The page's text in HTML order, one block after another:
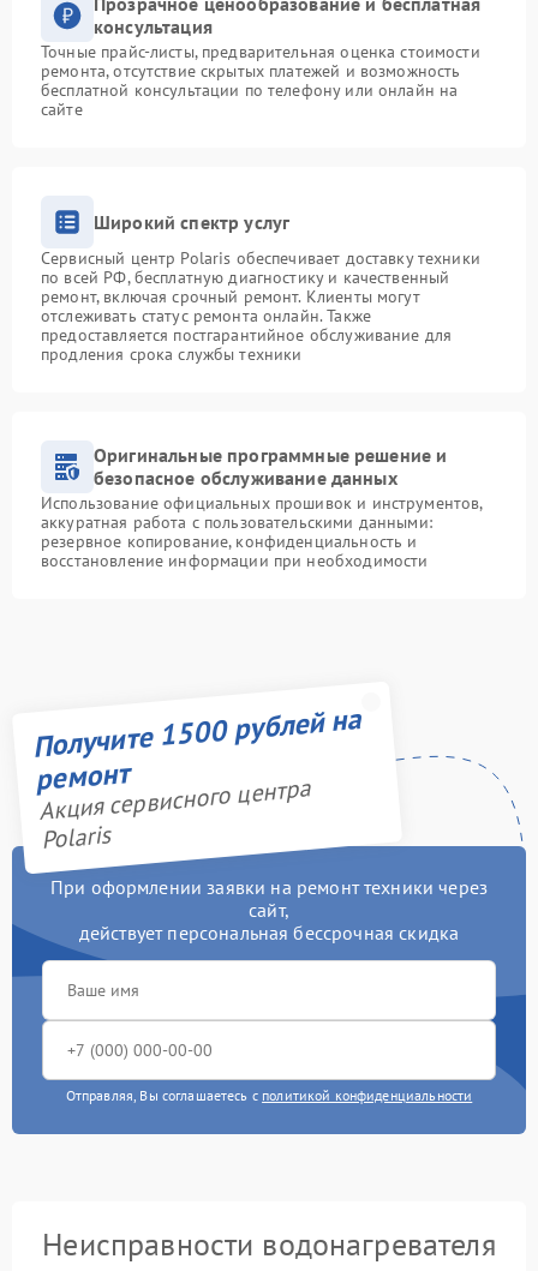
консультация
Точные прайс-листы, предварительная оценка стоимости
ремонта, отсутствие скрытых платежей и возможность
бесплатной консультации по телефону или онлайн на
сайте
Широкий спектр услуг
Сервисный центр Polaris обеспечивает доставку техники
по всей РФ, бесплатную диагностику и качественный
ремонт, включая срочный ремонт. Клиенты могут
отслеживать статус ремонта онлайн. Также
предоставляется постгарантийное обслуживание для
продления срока службы техники
Оригинальные программные решение и
безопасное обслуживание данных
Использование официальных прошивок и инструментов,
аккуратная работа с пользовательскими данными:
резервное копирование, конфиденциальность и
восстановление информации при необходимости
Получите 1500 рублей на
ремонт
Акция сервисного центра
Polaris
При оформлении заявки на ремонт техники через
сайт,
действует персональная бессрочная скидка
Отправляя, Вы соглашаетесь с политикой конфиденциальности
Неисправности водонагревателя